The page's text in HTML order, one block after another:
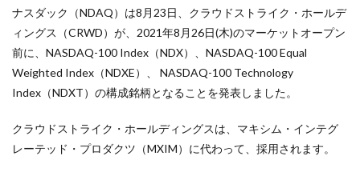
ナスダック（NDAQ）は8月23日、クラウドストライク・ホールデ
ィングス（CRWD）が、2021年8月26日(木)のマーケットオープン
前に、NASDAQ-100 Index（NDX）、NASDAQ-100 Equal
Weighted Index（NDXE）、 NASDAQ-100 Technology
Index（NDXT）の構成銘柄となることを発表しました。
クラウドストライク・ホールディングスは、マキシム・インテグ
レーテッド・プロダクツ（MXIM）に代わって、採用されます。